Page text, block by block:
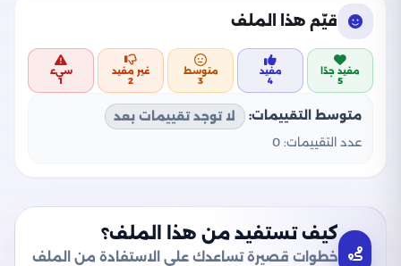
قيّم هذا الملف
مفيد جدًا
5
مفيد
4
متوسط
3
غير مفيد
2
سيء
1
متوسط التقييمات:
لا توجد تقييمات بعد
عدد التقييمات: 0
كيف تستفيد من هذا الملف؟
خطوات قصيرة تساعدك على الاستفادة من الملف